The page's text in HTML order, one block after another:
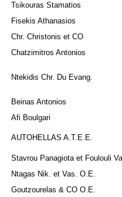
Tsikouras Stamatios
Fisekis Athanasios
Chr. Christonis et CO
Chatzimitros Antonios
Ntekidis Chr. Du Evang.
Beinas Antonios
Afi Boulgari
AUTOHELLAS A.T.E.E.
Stavrou Panagiota et Foulouli
Ntagas Νik. et Vas. Ο.Ε.
Goutzourelas & CO O.E.